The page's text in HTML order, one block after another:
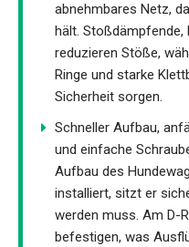
abnehmbares Netz,
hält. Stoßdämpfende,
reduzieren Stöße,
Ringe und starke
Sicherheit sorgen.
Schneller Aufbau,
und einfache
Aufbau des
installiert, sitzt er
werden muss. Am D-
befestigen, was